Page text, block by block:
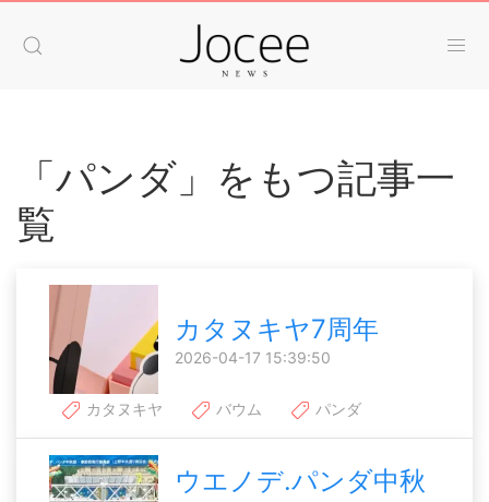
「パンダ」をもつ記事一
覧
カタヌキヤ7周年
2026-04-17 15:39:50
カタヌキヤ バウム パンダ
ウエノデ.パンダ中秋